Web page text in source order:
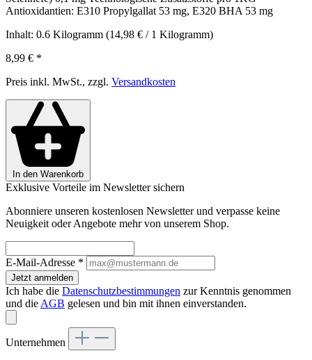
Antioxidantien: E310 Propylgallat 53 mg, E320 BHA 53 mg
Inhalt: 0.6 Kilogramm (14,98 € / 1 Kilogramm)
8,99 € *
Preis inkl. MwSt., zzgl. Versandkosten
In den Warenkorb
Exklusive Vorteile im Newsletter sichern
Abonniere unseren kostenlosen Newsletter und verpasse keine
Neuigkeit oder Angebote mehr von unserem Shop.
E-Mail-Adresse *
Jetzt anmelden
Ich habe die Datenschutzbestimmungen zur Kenntnis genommen
und die AGB gelesen und bin mit ihnen einverstanden.
Unternehmen